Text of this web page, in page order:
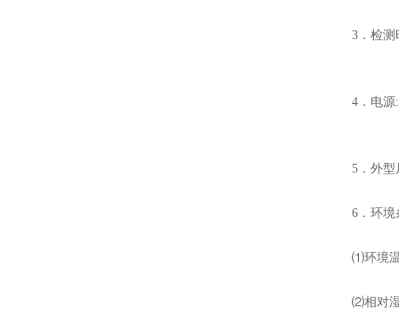
3．检测
4．电
5．外型
6．环境
⑴环境
⑵相对